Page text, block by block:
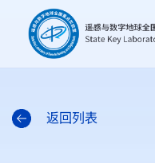
返回列表